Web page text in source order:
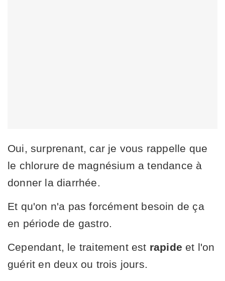
Oui, surprenant, car je vous rappelle que
le chlorure de magnésium a tendance à
donner la diarrhée.
Et qu'on n'a pas forcément besoin de ça
en période de gastro.
Cependant, le traitement est rapide et l'on
guérit en deux ou trois jours.